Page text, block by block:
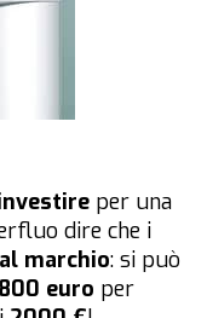
per una
dire che i
marchio: si può
euro per